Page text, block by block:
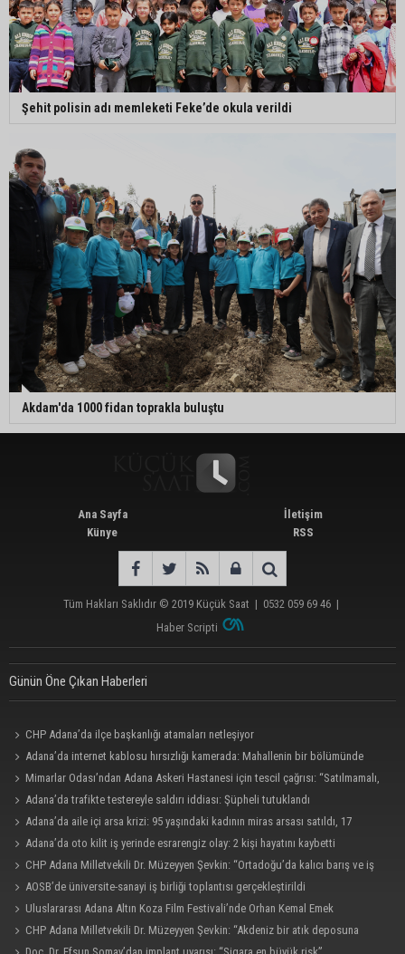
Şehit polisin adı memleketi Feke’de okula verildi
Akdam'da 1000 fidan toprakla buluştu
Ana Sayfa
Künye
İletişim
RSS
Tüm Hakları Saklıdır © 2019 Küçük Saat | 0532 059 69 46 |
Haber Scripti
Günün Öne Çıkan Haberleri
CHP Adana’da ilçe başkanlığı atamaları netleşiyor
Adana’da internet kablosu hırsızlığı kamerada: Mahallenin bir bölümünde
internet erişimi kesildi
Mimarlar Odası’ndan Adana Askeri Hastanesi için tescil çağrısı: “Satılmamalı,
amaç dışı kullanılmamalı”
Adana’da trafikte testereyle saldırı iddiası: Şüpheli tutuklandı
Adana’da aile içi arsa krizi: 95 yaşındaki kadının miras arsası satıldı, 17
milyonun 13 milyonu harcandı
Adana’da oto kilit iş yerinde esrarengiz olay: 2 kişi hayatını kaybetti
CHP Adana Milletvekili Dr. Müzeyyen Şevkin: “Ortadoğu’da kalıcı barış ve iş
birliği sağlanmalı”
AOSB’de üniversite-sanayi iş birliği toplantısı gerçekleştirildi
Uluslararası Adana Altın Koza Film Festivali’nde Orhan Kemal Emek
Ödülleri’nin sahipleri belli oldu
CHP Adana Milletvekili Dr. Müzeyyen Şevkin: “Akdeniz bir atık deposuna